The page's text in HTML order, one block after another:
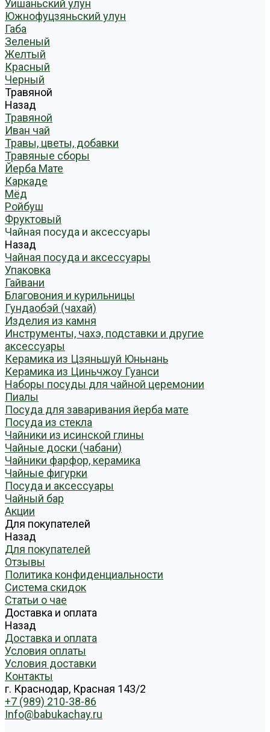
Уишаньский улун
Южнофуцзяньский улун
Габа
Зеленый
Желтый
Красный
Черный
Травяной
Назад
Травяной
Иван чай
Травы, цветы, добавки
Травяные сборы
Йерба Мате
Каркаде
Мёд
Ройбуш
Фруктовый
Чайная посуда и аксессуары
Назад
Чайная посуда и аксессуары
Упаковка
Гайвани
Благовония и курильницы
Гундаобэй (чахай)
Изделия из камня
Инструменты, чахэ, подставки и другие
аксессуары
Керамика из Цзяньшуй Юньнань
Керамика из Циньчжоу Гуанси
Наборы посуды для чайной церемонии
Пиалы
Посуда для заваривания йерба мате
Посуда из стекла
Чайники из исинской глины
Чайные доски (чабани)
Чайники фарфор, керамика
Чайные фигурки
Посуда и аксессуары
Чайный бар
Акции
Для покупателей
Назад
Для покупателей
Отзывы
Политика конфиденциальности
Система скидок
Статьи о чае
Доставка и оплата
Назад
Доставка и оплата
Условия оплаты
Условия доставки
Контакты
г. Краснодар, Красная 143/2
+7 (989) 210-38-86
Info@babukachay.ru